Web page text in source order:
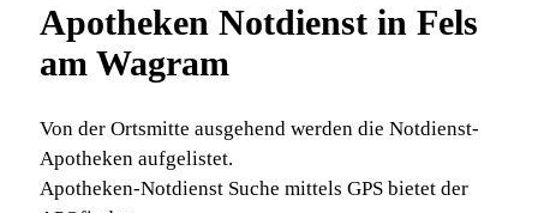
Apotheken Notdienst in Fels
am Wagram
Von der Ortsmitte ausgehend werden die Notdienst-
Apotheken aufgelistet.
Apotheken-Notdienst Suche mittels GPS bietet der